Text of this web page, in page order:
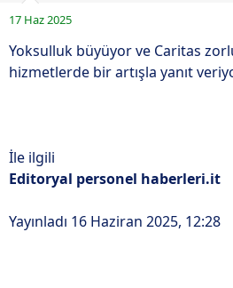
u
b
a
ş
n
ı
ç
i
17 Haz 2025
Yoksulluk büyüyor ve Caritas
hizmetlerde bir artışla yanıt
İle ilgili
Editoryal personel haberleri.it
Yayınladı 16 Haziran 2025, 12:28